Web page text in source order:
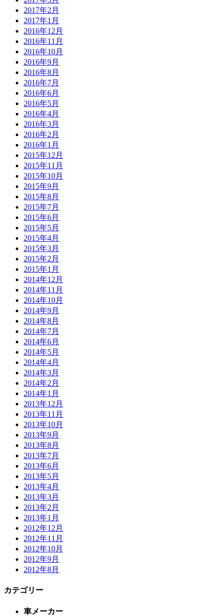
2017年2月
2017年1月
2016年12月
2016年11月
2016年10月
2016年9月
2016年8月
2016年7月
2016年6月
2016年5月
2016年4月
2016年3月
2016年2月
2016年1月
2015年12月
2015年11月
2015年10月
2015年9月
2015年8月
2015年7月
2015年6月
2015年5月
2015年4月
2015年3月
2015年2月
2015年1月
2014年12月
2014年11月
2014年10月
2014年9月
2014年8月
2014年7月
2014年6月
2014年5月
2014年4月
2014年3月
2014年2月
2014年1月
2013年12月
2013年11月
2013年10月
2013年9月
2013年8月
2013年7月
2013年6月
2013年5月
2013年4月
2013年3月
2013年2月
2013年1月
2012年12月
2012年11月
2012年10月
2012年9月
2012年8月
カテゴリー
車メーカー